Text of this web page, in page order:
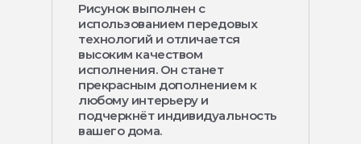
Рисунок выполнен с
использованием передовых
технологий и отличается
высоким качеством
исполнения. Он станет
прекрасным дополнением к
любому интерьеру и
подчеркнёт индивидуальность
вашего дома.